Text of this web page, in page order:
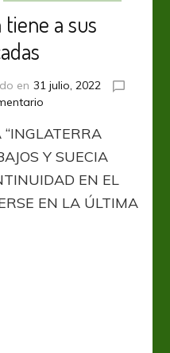
tiene a sus
en 31 julio, 2022
Grupo
C
tiene
a
Y SUECIA
EN EL
EN LA ÚLTIMA